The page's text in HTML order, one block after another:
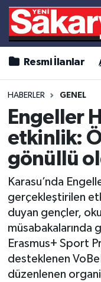
Resmi İlanlar
HABERLER GENEL
Engeller
etkinlik:
gönüllü
Karasu’nda
gerçekleştirilen
duyan gençler,
müsabakalarında
Erasmus+ Sport
desteklenen
düzenlenen